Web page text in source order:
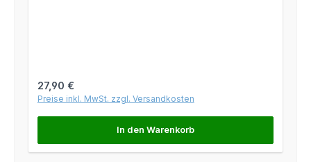
Regulärer Preis:
27,90 €
Preise inkl. MwSt. zzgl. Versandkosten
In den Warenkorb